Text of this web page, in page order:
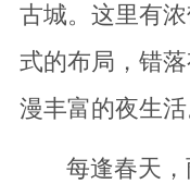
古城。这里有
式的布局，错
漫丰富的夜生活
每逢春天